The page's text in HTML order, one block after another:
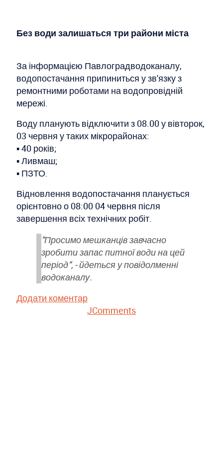
Без води залишаться три райони міста
За інформацією Павлоградводоканалу,
водопостачання припиниться у зв'язку з
ремонтними роботами на водопровідній
мережі.
Воду планують відключити з 08.00 у вівторок,
03 червня у таких мікрорайонах:
▪️ 40 років;
▪️ Ливмаш;
▪️ ПЗТО.
Відновлення водопостачання планується
орієнтовно о 08:00 04 червня після
завершення всіх технічних робіт.
"Просимо мешканців завчасно
зробити запас питної води на цей
період", - йдеться у повідолменні
водоканалу.
Додати коментар
JComments